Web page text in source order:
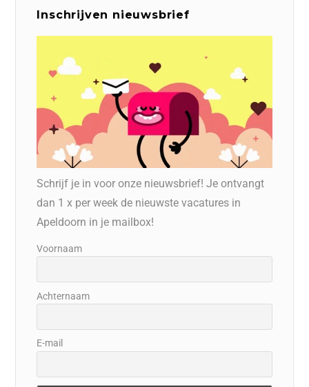
Inschrijven nieuwsbrief
Schrijf je in voor onze nieuwsbrief! Je ontvangt
dan 1 x per week de nieuwste vacatures in
Apeldoorn in je mailbox!
Voornaam
Achternaam
E-mail